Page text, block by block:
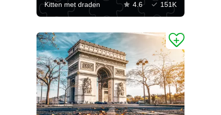
Kitten met draden 4.6 151K